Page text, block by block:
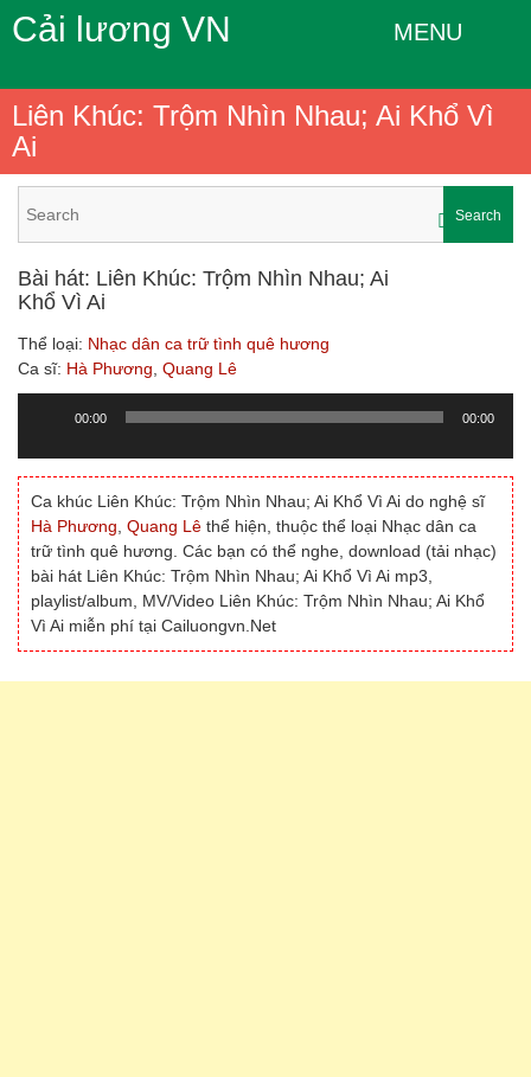
Cải lương VN MENU
Liên Khúc: Trộm Nhìn Nhau; Ai Khổ Vì
Ai
Search
Bài hát: Liên Khúc: Trộm Nhìn Nhau; Ai
Khổ Vì Ai
Thể loại: Nhạc dân ca trữ tình quê hương
Ca sĩ: Hà Phương Quang Lê
00:00 00:00
Ca khúc Liên Khúc: Trộm Nhìn Nhau; Ai Khổ Vì Ai do nghệ sĩ
Hà Phương Quang Lê thể hiện, thuộc thể loại Nhạc dân ca
trữ tình quê hương. Các bạn có thể nghe, download (tải nhạc)
bài hát Liên Khúc: Trộm Nhìn Nhau; Ai Khổ Vì Ai mp3,
playlist/album, MV/Video Liên Khúc: Trộm Nhìn Nhau; Ai Khổ
Vì Ai miễn phí tại Cailuongvn.Net